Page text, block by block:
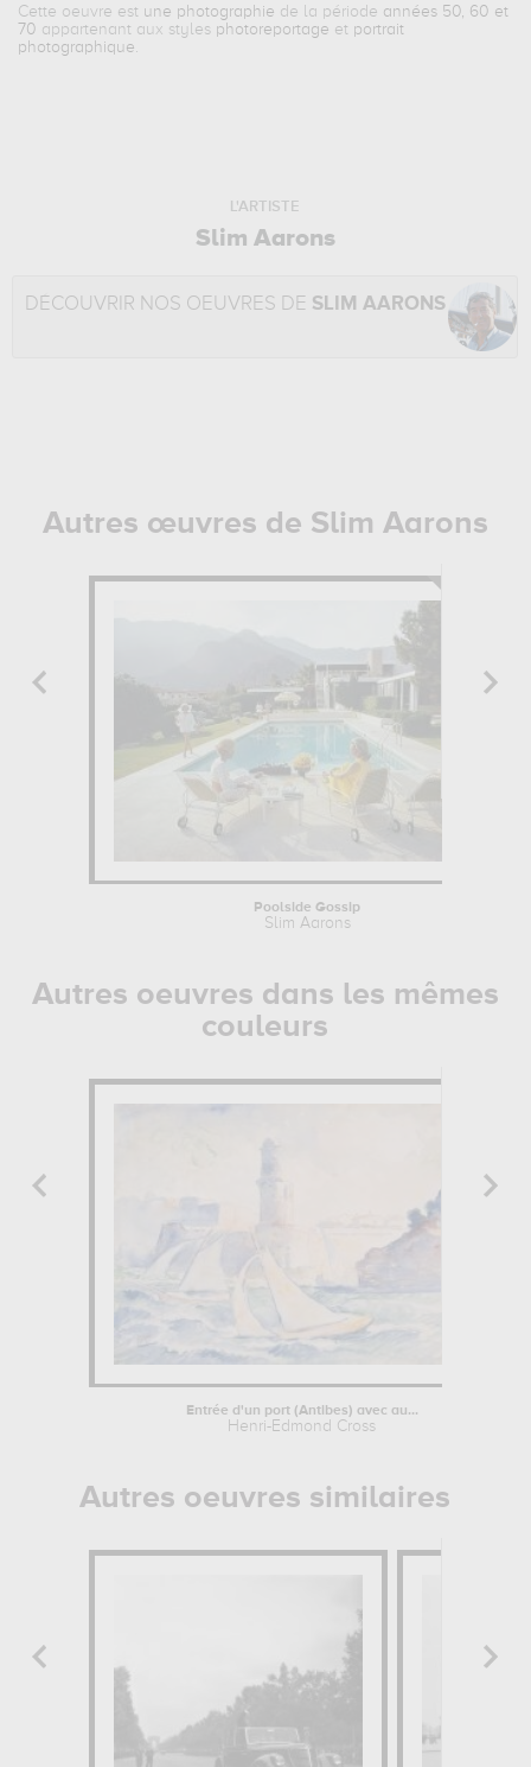
Cette oeuvre est une photographie de la période années 50, 60 et
70 appartenant aux styles photoreportage et portrait
photographique.
L'ARTISTE
Slim Aarons
DÉCOUVRIR NOS OEUVRES DE SLIM AARONS
Autres œuvres de Slim Aarons
Poolside Gossip
Slim Aarons
Autres oeuvres dans les mêmes
couleurs
Entrée d'un port (Antibes) avec au...
Henri-Edmond Cross
Autres oeuvres similaires